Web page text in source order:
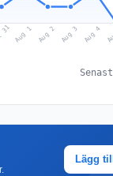
Aug 1 Aug 2 Aug 3 Aug 4
Lägg